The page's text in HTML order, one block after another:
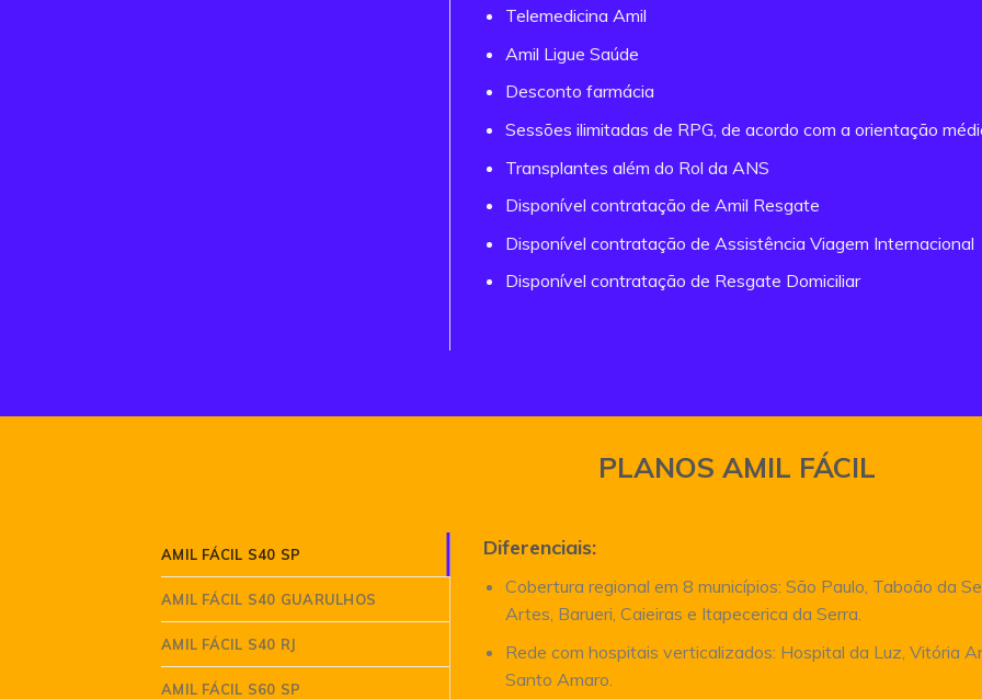
Telemedicina Amil
Amil Ligue Saúde
Desconto farmácia
Sessões ilimitadas de RPG, de acordo com a orientação
Transplantes além do Rol da ANS
Disponível contratação de Amil Resgate
Disponível contratação de Assistência Viagem Internacional
Disponível contratação de Resgate Domiciliar
PLANOS AMIL FÁCIL
AMIL FÁCIL S40 SP
AMIL FÁCIL S40 GUARULHOS
AMIL FÁCIL S40 RJ
AMIL FÁCIL S60 SP
Diferenciais:
Cobertura regional em 8 municípios: São Paulo, Taboão da
Artes, Barueri, Caieiras e Itapecerica da Serra.
Rede com hospitais verticalizados: Hospital da Luz, Vitória
Santo Amaro.